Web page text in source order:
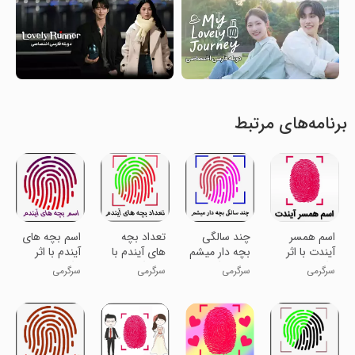
برنامه‌های مرتبط
اسم همسر
آیندت با اثر
انگشت
سرگرمی
چند سالگی
بچه دار میشم
با اثر انگشت
سرگرمی
تعداد بچه
های آیندم با
اثر انگشت
سرگرمی
اسم بچه های
آیندم با اثر
انگشت
سرگرمی